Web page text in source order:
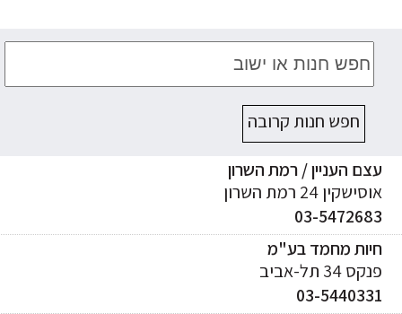
חפש חנות קרובה
העניין / רמת השרון
24 רמת השרון
03-
מחמד בע"מ
34 תל-אביב
03-